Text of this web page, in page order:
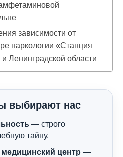
зависимости от
наркологии «Станция
Ленинградской области
выбирают нас
— строго
тайну.
центр —